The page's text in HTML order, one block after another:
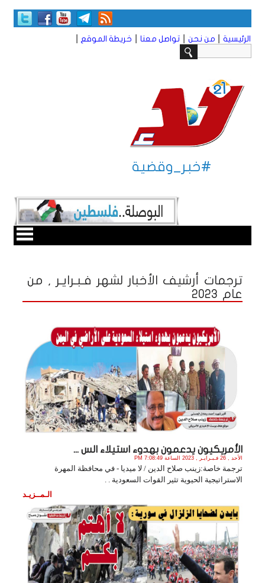
الرئيسية من نحن تواصل معنا خريطة الموقع
#خبر_وقضية
ترجمات أرشيف الأخبار لشهر فـبـرايـر , من
عام 2023
الأمريكيون يدعمون بهدوء استيلاء الس ...
الأحد , 26 فـبـرايـر , 2023 الساعة 7:08:49 PM
ترجمة خاصة:زينب صلاح الدين / لا ميديا - في محافظة المهرة
الاستراتيجية الحيوية تثير القوات السعودية . .
الـمــزيـد